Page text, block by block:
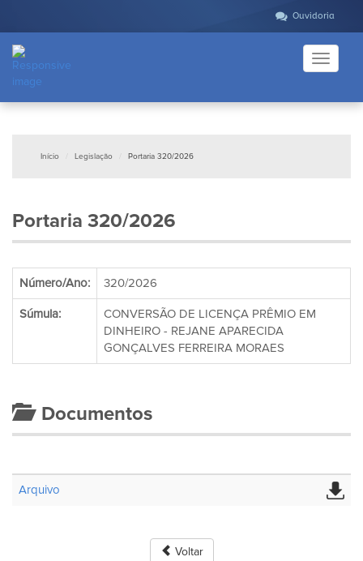
Ouvidoria
Toggle
Início Legislação Portaria 320/2026
Portaria 320/2026
Número/Ano: 320/2026
Súmula:
CONVERSÃO DE LICENÇA PRÊMIO EM
DINHEIRO - REJANE APARECIDA
GONÇALVES FERREIRA MORAES
Documentos
Arquivo
Voltar